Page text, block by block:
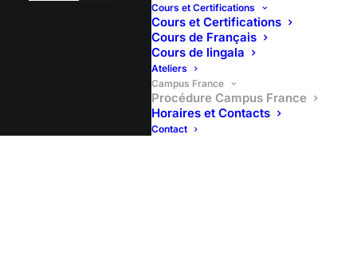
Cours et Certifications
Cours et Certifications
Cours de Français
Cours de lingala
Ateliers
Campus France
Procédure Campus France
Horaires et Contacts
Contact